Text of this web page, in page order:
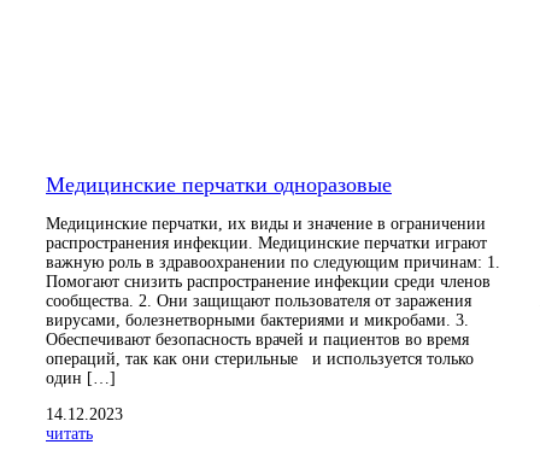
Медицинские перчатки одноразовые
Медицинские перчатки, их виды и значение в ограничении
распространения инфекции. Медицинские перчатки играют
важную роль в здравоохранении по следующим причинам: 1.
Помогают снизить распространение инфекции среди членов
сообщества. 2. Они защищают пользователя от заражения
вирусами, болезнетворными бактериями и микробами. 3.
Обеспечивают безопасность врачей и пациентов во время
операций, так как они стерильные и используется только
один […]
14.12.2023
читать